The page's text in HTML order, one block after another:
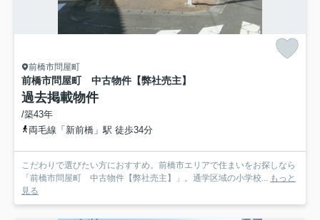
前橋市問屋町
前橋市問屋町 中古物件【弊社売主】
過去掲載物件
/築43年
両毛線「新前橋」駅 徒歩34分
こだわりで選びたい方におすすめ。前橋市エリアで住まいをお探しなら
「前橋市問屋町 中古物件【弊社売主】」。通学区域の小学校... もっと
見る